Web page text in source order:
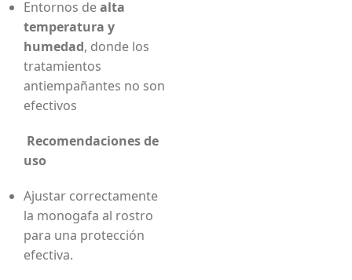
Entornos dealta
temperatura y
humedad, donde los
tratamientos
antiempañantes no son
efectivos
Recomendaciones de
uso
Ajustar correctamente
la monogafa al rostro
para una protección
efectiva.